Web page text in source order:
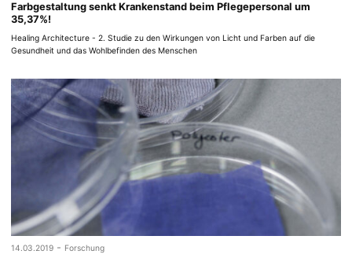
Farbgestaltung senkt Krankenstand beim Pflegepersonal um
35,37%!
Healing Architecture - 2. Studie zu den Wirkungen von Licht und Farben auf die
Gesundheit und das Wohlbefinden des Menschen
14.03.2019 - Forschung